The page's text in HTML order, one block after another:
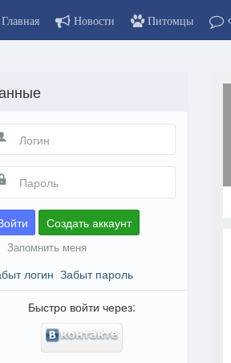
Главная Новости Питомцы
Создать аккаунт
Запомнить меня
логин Забыт пароль
Быстро войти через: